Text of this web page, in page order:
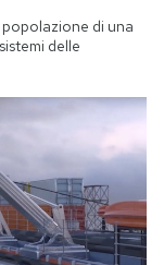
di una
delle